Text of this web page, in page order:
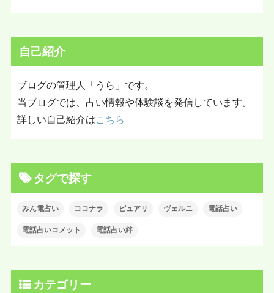
自己紹介
ブログの管理人「うら」です。
当ブログでは、占い情報や体験談を発信しています。
詳しい自己紹介はこちら
タグで探す
みん電占い ココナラ ピュアリ ヴェルニ 電話占い
電話占いコメット 電話占い絆
カテゴリー